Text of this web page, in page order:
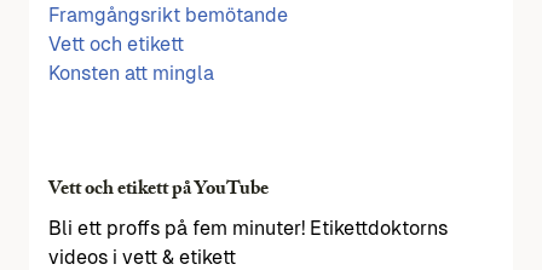
Framgångsrikt bemötande
Vett och etikett
Konsten att mingla
Vett och etikett på YouTube
Bli ett proffs på fem minuter! Etikettdoktorns
videos i vett & etikett